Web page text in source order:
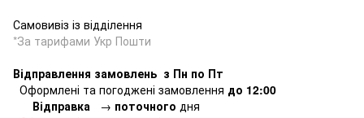
Самовивіз із відділення
*За тарифами Укр Пошти
Відправлення замовлень з Пн по Пт
Оформлені та погоджені замовлення до 12:00
Відправка
→ поточного дня